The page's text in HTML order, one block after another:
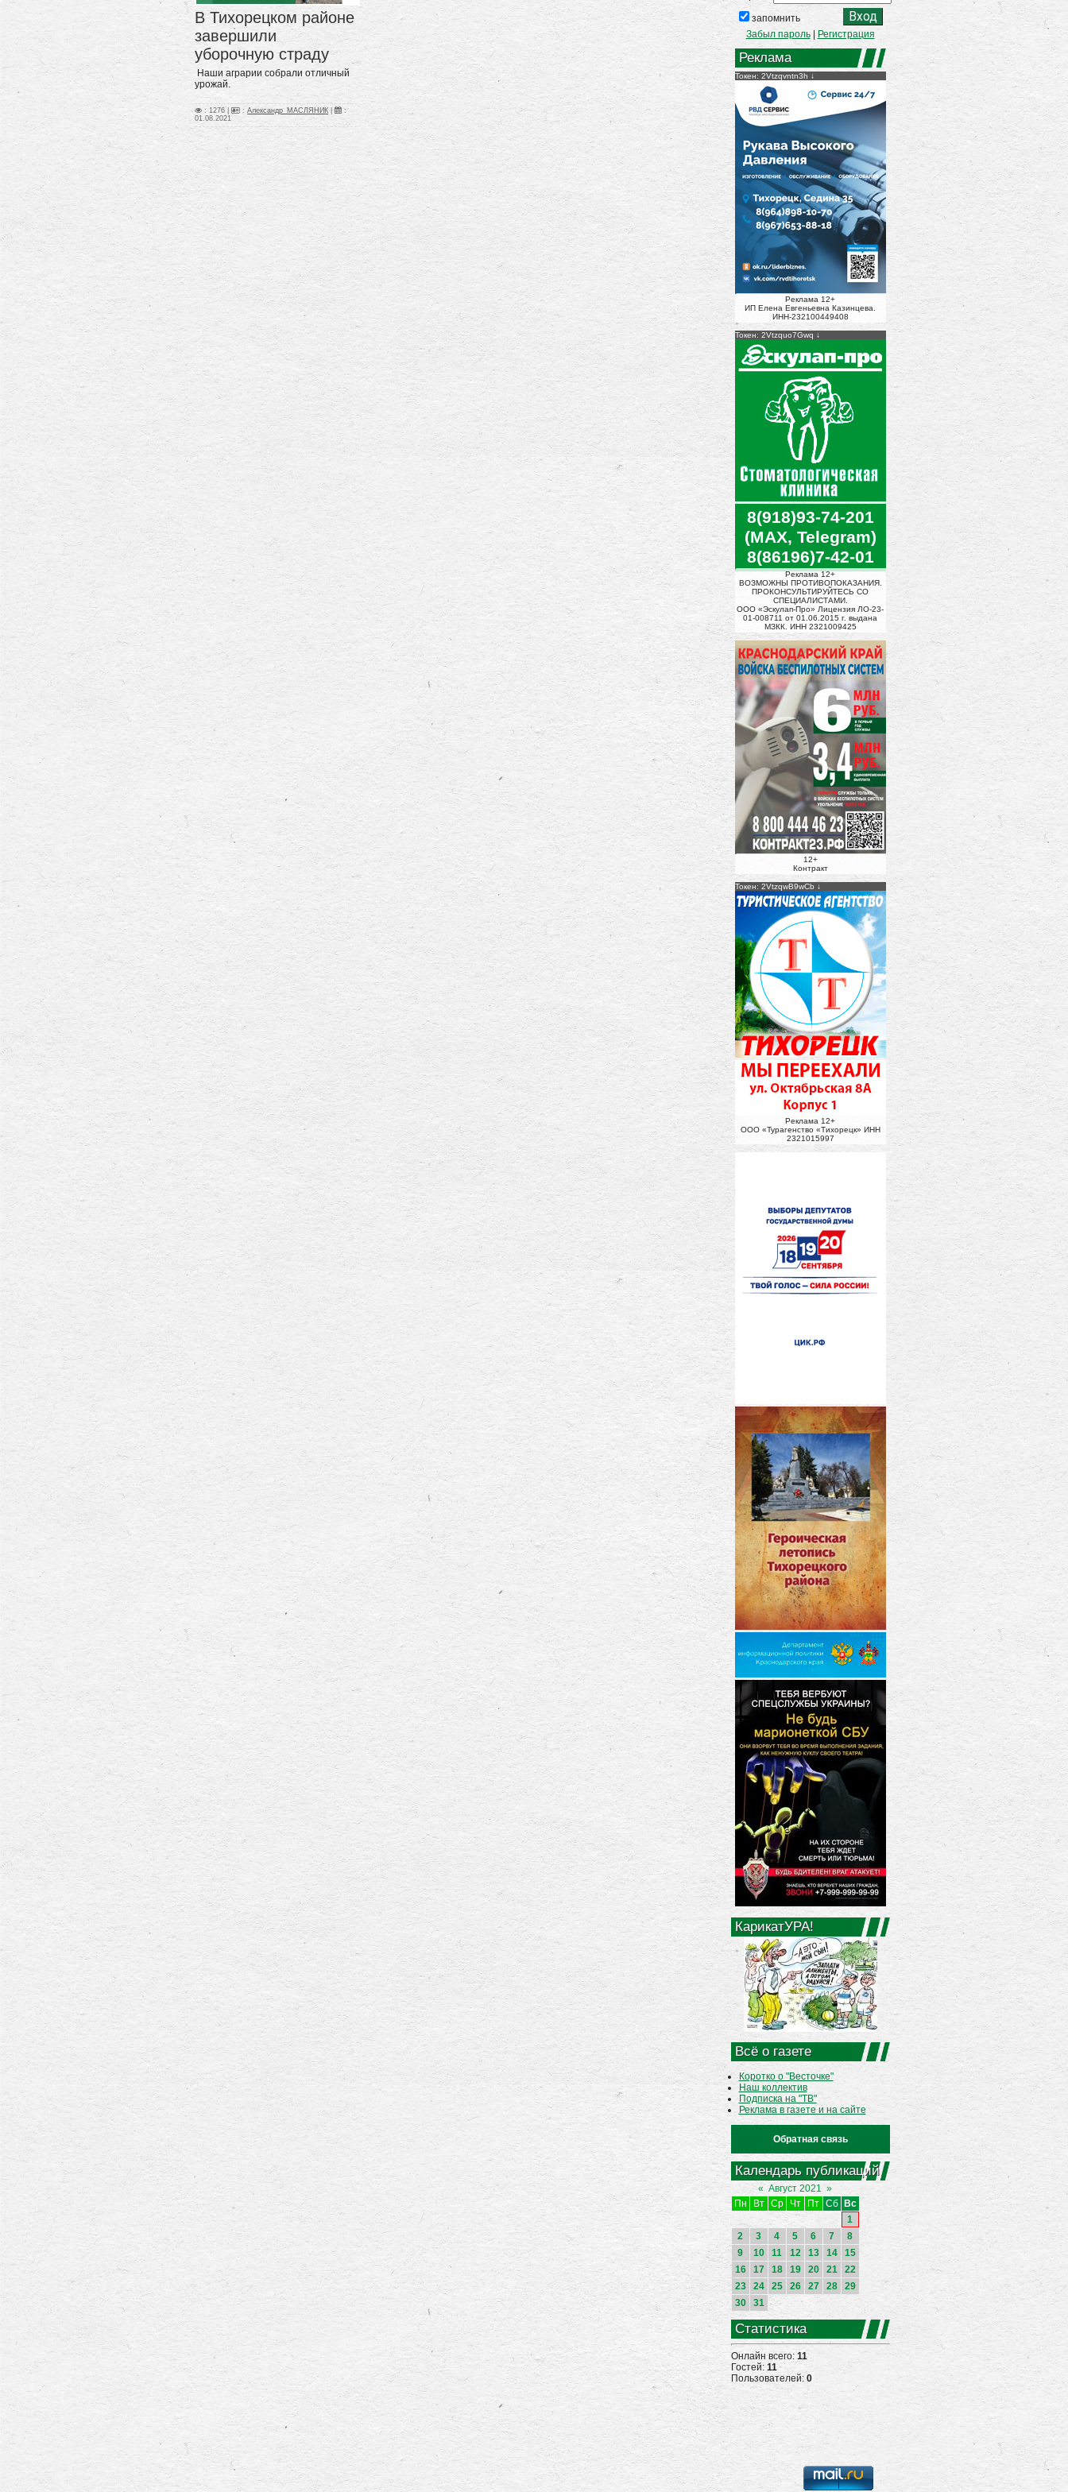
запомнить
Забыл пароль| Регистрация
Реклама
Токен: 2Vtzqvntn3h
Реклама 12+
ИП Елена Евгеньевна Казинцева.
ИНН-232100449408
Токен: 2Vtzquo7Gwq
8(918)93-74-201
(MAX, Telegram)
8(86196)7-42-01
Реклама 12+
ВОЗМОЖНЫ ПРОТИВОПОКАЗАНИЯ.
ПРОКОНСУЛЬТИРУЙТЕСЬ СО
СПЕЦИАЛИСТАМИ.
ООО «Эскулап-Про» Лицензия ЛО-23-
01-008711 от 01.06.2015 г. выдана
МЗКК. ИНН 2321009425
12+
Контракт
Токен: 2VtzqwB9wCb
Реклама 12+
ООО «Турагенство «Тихорецк» ИНН
2321015997
КарикатУРА!
Всё о газете
Коротко о "Весточке"
Наш коллектив
Подписка на "ТВ"
Реклама в газете и на сайте
Обратная связь
Календарь публикаций
« Август 2021 »
Пн
Вт Ср Чт Пт Сб
Вс
1
2
3 4 5 6 7
8
9
10 11 12 13 14
15
16
17 18 19 20 21
22
23
24 25 26 27 28
29
30
31
Статистика
Онлайн всего: 11
Гостей: 11
Пользователей: 0
В Тихорецком районе
завершили
уборочную страду
Наши аграрии собрали отличный
урожай.
: 1276 | : Александр_МАСЛЯНИК
:
01.08.2021